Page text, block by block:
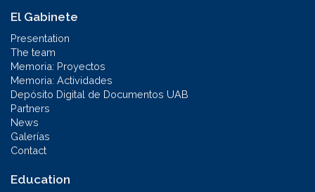
El Gabinete
Presentation
The team
Memoria: Proyectos
Memoria: Actividades
Depósito Digital de Documentos UAB
Partners
News
Galerías
Contact
Education